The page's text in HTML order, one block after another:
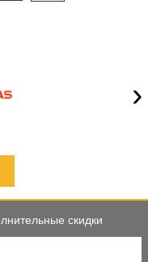
›
скидки